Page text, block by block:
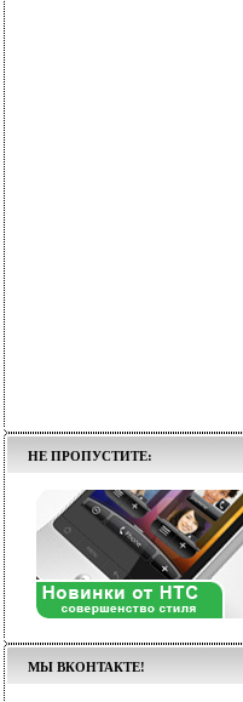
НЕ ПРОПУСТИТЕ:
МЫ ВКОНТАКТЕ!